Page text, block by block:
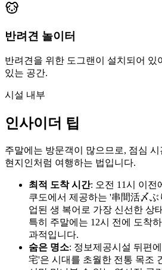
반려견 놀이터
반려견을 위한 도그랜이 설치되어 있
있는 공간.
시설 내부
인사이더 팁
주말에는 방문객이 많으므로, 점심 시
현지인처럼 여행하는 법입니다.
최적 도착 시간: 오전 11시 이전
쿠도에서 제공하는 '串間活〆
업된 생 복어로 가장 신선한 상
특히 주말에는 12시 전에 도착
과적입니다.
숨은 명소: 정보제공시설 뒤편
宅'은 시대를 초월한 전통 목조